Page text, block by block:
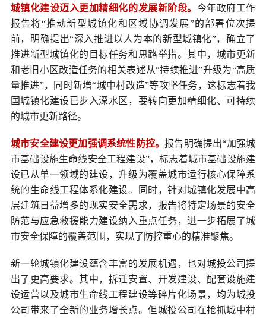
城镇化建设迈入更加精细化的发展新阶段。 今年政府工作
报告将“推动新型城镇化和区域协调发展”的部署位次提
前，明确提出“深入推进以人为本的新型城镇化”，确立了
推进新型城镇化的目标任务和思路举措。其中，城市更新
和老旧小区改造任务的相关表述从“持续推进”升级为“高质
量推进”，同时新增“城中村改造”等攻坚任务，这标志着我
国城镇化建设已步入深水区，要转向更加精细化、可持续
的城市更新路径。
城市安全建设更加强调系统性防控。报告明确提出“加强城
市基础设施生命线安全工程建设”，标志着城市基础设施建
设已从单一领域的建设，升级为覆盖城市运行核心保障系
统的生命线工程体系化建设。同时，针对城镇化发展中高
层建筑日益增多的现实安全需求，报告将特定场景的安全
防范与应急救援能力建设纳入重点任务，进一步拓展了城
市安全保障的覆盖范围，实现了防控重心的精准聚焦。
新一轮城镇化建设蕴含丰富的发展机遇，也对城投公司提
出了更高要求。其中，拆迁安置、开发建设、配套设施建
设运营以及城市生命线工程建设等碎片化场景，均为城投
公司带来了全新的业务增长点。但城投公司在抢抓城中村